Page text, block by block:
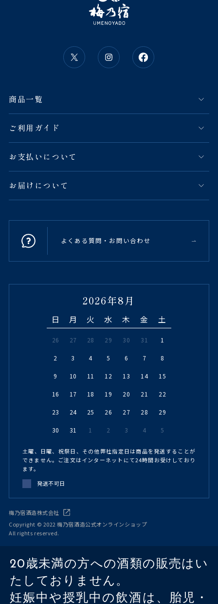
商品一覧
ご利用ガイド
お支払いについて
お届けについて
よくある質問・お問い合わせ
2026年8月
日 月 火 水 木 金 土
26 27 28 29 30 31 1
2 3 4 5 6 7 8
9 10 11 12 13 14 15
16 17 18 19 20 21 22
23 24 25 26 27 28 29
30 31 1 2 3 4 5
土曜、日曜、祝祭日、その他弊社指定日は商品を発送することが
できません。ご注文はインターネットにて24時間お受けしており
ます。
発送不可日
梅乃宿酒造株式会社
Copyright © 2022 梅乃宿酒造公式オンラインショップ
All rights reserved.
20歳未満の方への酒類の販売はい
たしておりません。
妊娠中や授乳中の飲酒は、胎児・